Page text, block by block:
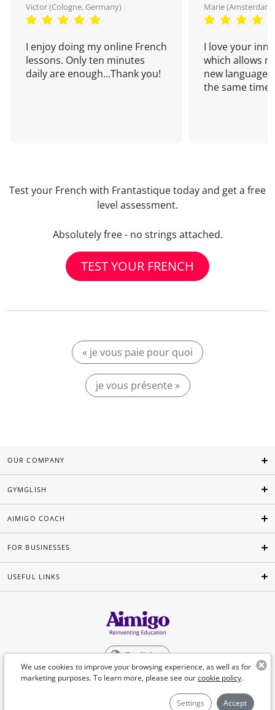
Victor (Cologne, Germany)
I enjoy doing my online French
lessons. Only ten minutes
daily are enough...Thank you!
Marie
I love your
which allows
new language
the same time!
Test your French with Frantastique today and get a free
level assessment.
Absolutely free - no strings attached.
TEST YOUR FRENCH
« je vous paie pour quoi
je vous présente »
We use cookies to improve your browsing experience, as well as for
marketing purposes. To learn more, please see ourcookie policy.
Settings Accept
OUR COMPANY
GYMGLISH
AIMIGO COACH
FOR BUSINESSES
USEFUL LINKS
English
©Aimigo 2026